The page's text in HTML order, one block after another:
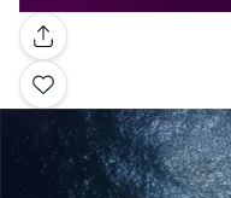
Galerie